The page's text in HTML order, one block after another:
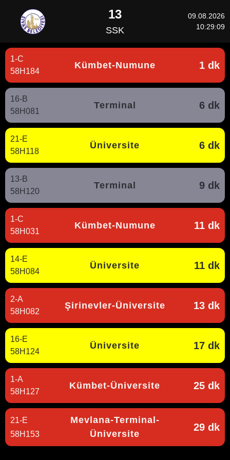
13
SSK
09.08.2026
10:29:09
1-C
Kümbet-Numune 1 dk
58H184
16-B
Terminal 6 dk
58H081
21-E
Üniversite 6 dk
58H118
13-B
Terminal 9 dk
58H120
1-C
Kümbet-Numune 11 dk
58H031
14-E
Üniversite 11 dk
58H084
2-A
Şirinevler-Üniversite 13 dk
58H082
16-E
Üniversite 17 dk
58H124
1-A
Kümbet-Üniversite 25 dk
58H127
21-E
Mevlana-Terminal-
Üniversite
29 dk
58H153